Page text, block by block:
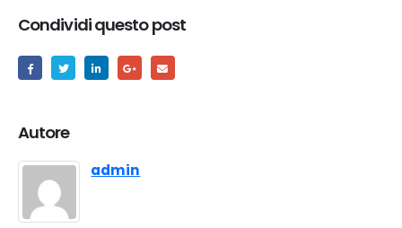
Condividi questo post
Autore
admin